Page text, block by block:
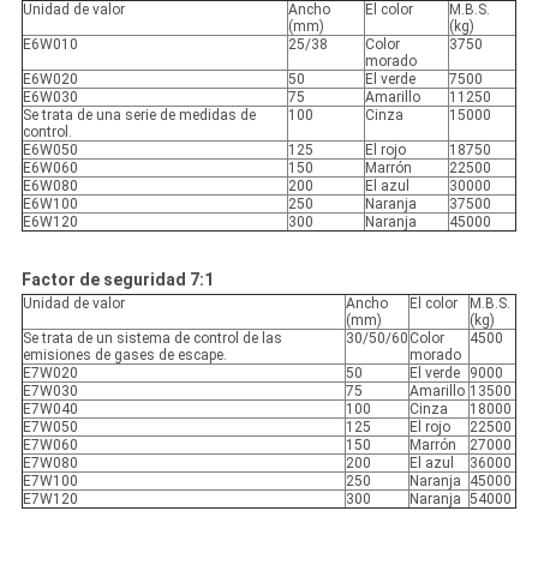
Unidad de valor
Ancho
(mm)
El color
M.B.S.
(kg)
E6W010
25/38
Color
morado
3750
E6W020 50 El verde
7500
E6W030
75 Amarillo
11250
Se trata de una serie de medidas de
control.
100 Cinza 15000
E6W050 125 El rojo
18750
E6W060
150 Marrón
22500
E6W080
200 El azul
30000
E6W100
250 Naranja
37500
E6W120
300 Naranja 45000
Factor de seguridad 7:1
Unidad de valor
Ancho
(mm)
El color
M.B.S.
(kg)
Se trata de un sistema de control de las
emisiones de gases de escape.
30/50/60 Color
morado
4500
E7W020 50 El verde
9000
E7W030
75 Amarillo 13500
E7W040
100 Cinza
18000
E7W050
125 El rojo
22500
E7W060
150 Marrón
27000
E7W080
200 El azul
36000
E7W100
250 Naranja
45000
E7W120
300 Naranja 54000